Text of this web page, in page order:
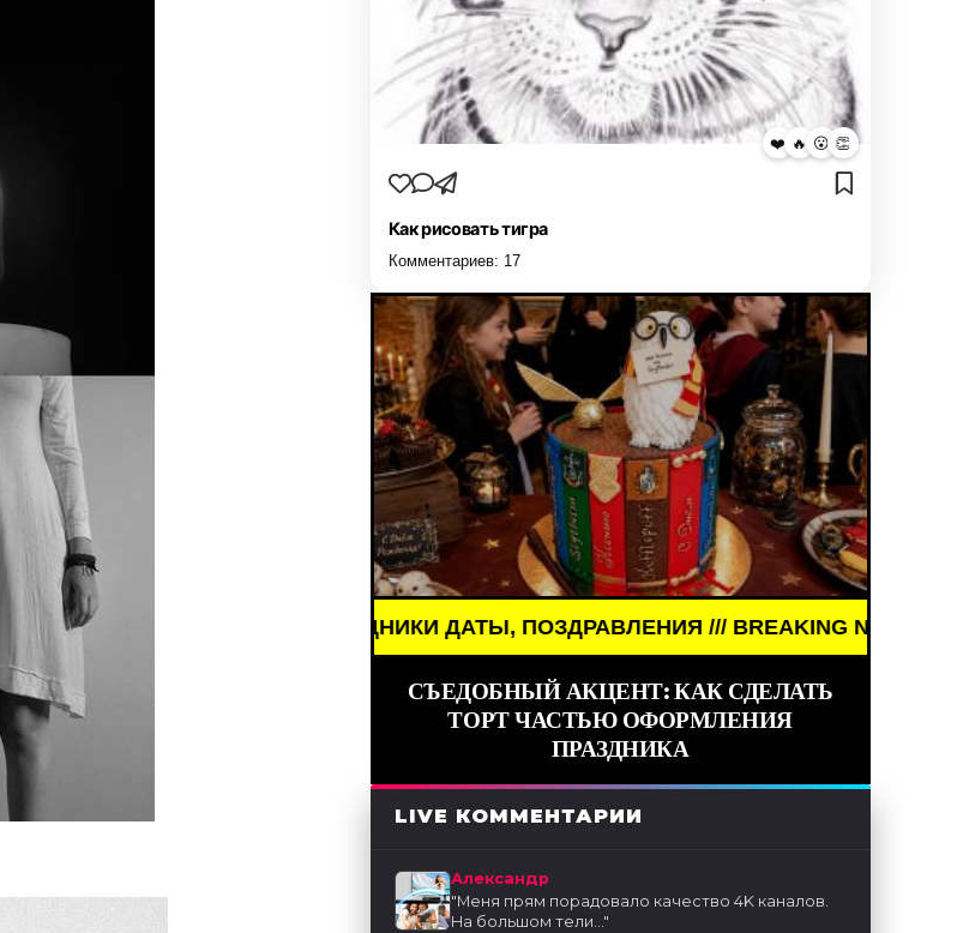
❤️ 🔥 😮 👏
Как рисовать тигра
Комментариев: 17
(СМИ) /// ПРАЗДНИКИ ДАТЫ, ПОЗДРАВЛЕНИЯ /// BREAKING NEWS /// НОВОСТИ (СМИ)
СЪЕДОБНЫЙ АКЦЕНТ: КАК СДЕЛАТЬ
ТОРТ ЧАСТЬЮ ОФОРМЛЕНИЯ
ПРАЗДНИКА
LIVE КОММЕНТАРИИ
Александр
"Меня прям порадовало качество 4K каналов.
На большом тели..."